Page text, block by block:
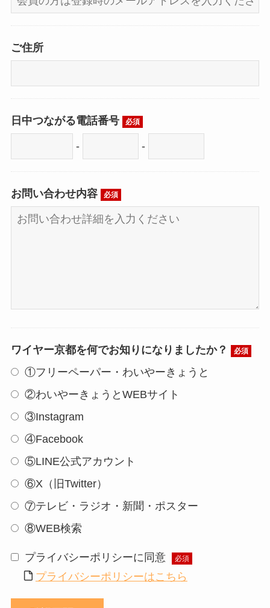
ご住所
日中つながる電話番号 必須
- -
お問い合わせ内容 必須
ワイヤー京都を何でお知りになりましたか？ 必須
①フリーペーパー・わいやーきょうと
②わいやーきょうとWEBサイト
③Instagram
④Facebook
⑤LINE公式アカウント
⑥X（旧Twitter）
⑦テレビ・ラジオ・新聞・ポスター
⑧WEB検索
プライバシーポリシーに同意 必須
プライバシーポリシーはこちら